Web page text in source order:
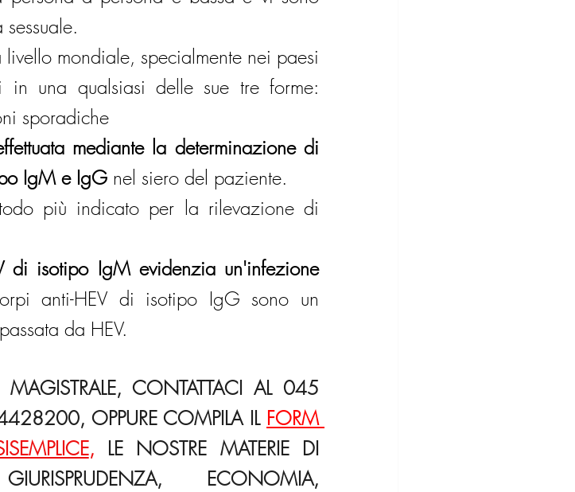
mondiale, specialmente nei paesi
in una qualsiasi delle sue tre forme:
sporadiche
mediante la determinazione di
IgM e IgG nel siero del paziente.
più indicato per la rilevazione di
di isotipo IgM evidenzia un'infezione
anti-HEV di isotipo IgG sono un
da HEV.
CONTATTACI AL 045
OPPURE COMPILA IL FORM
, LE NOSTRE MATERIE DI
ECONOMIA,